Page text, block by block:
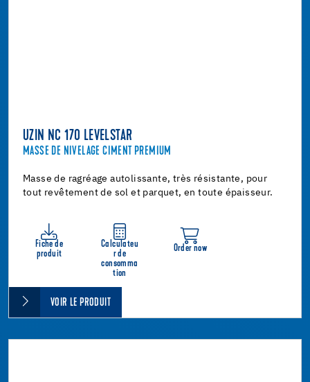
UZIN NC 170 LEVELSTAR
MASSE DE NIVELAGE CIMENT PREMIUM
Masse de ragréage autolissante, très résistante, pour
tout revêtement de sol et parquet, en toute épaisseur.
Fiche de
produit
Calculateu
r de
consomma
tion
Order now
VOIR LE PRODUIT